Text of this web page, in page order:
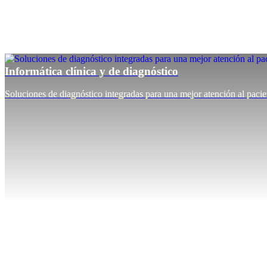
Informática clínica y de diagnóstico
Soluciones de diagnóstico integradas para una mejor atención al